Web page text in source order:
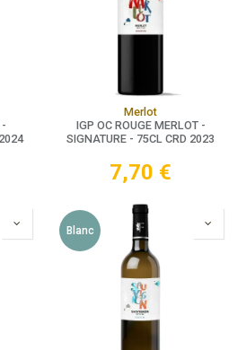
-
Merlot
IGP OC ROUGE MERLOT -
SIGNATURE - 75CL CRD 2023
7,70 €
Blanc